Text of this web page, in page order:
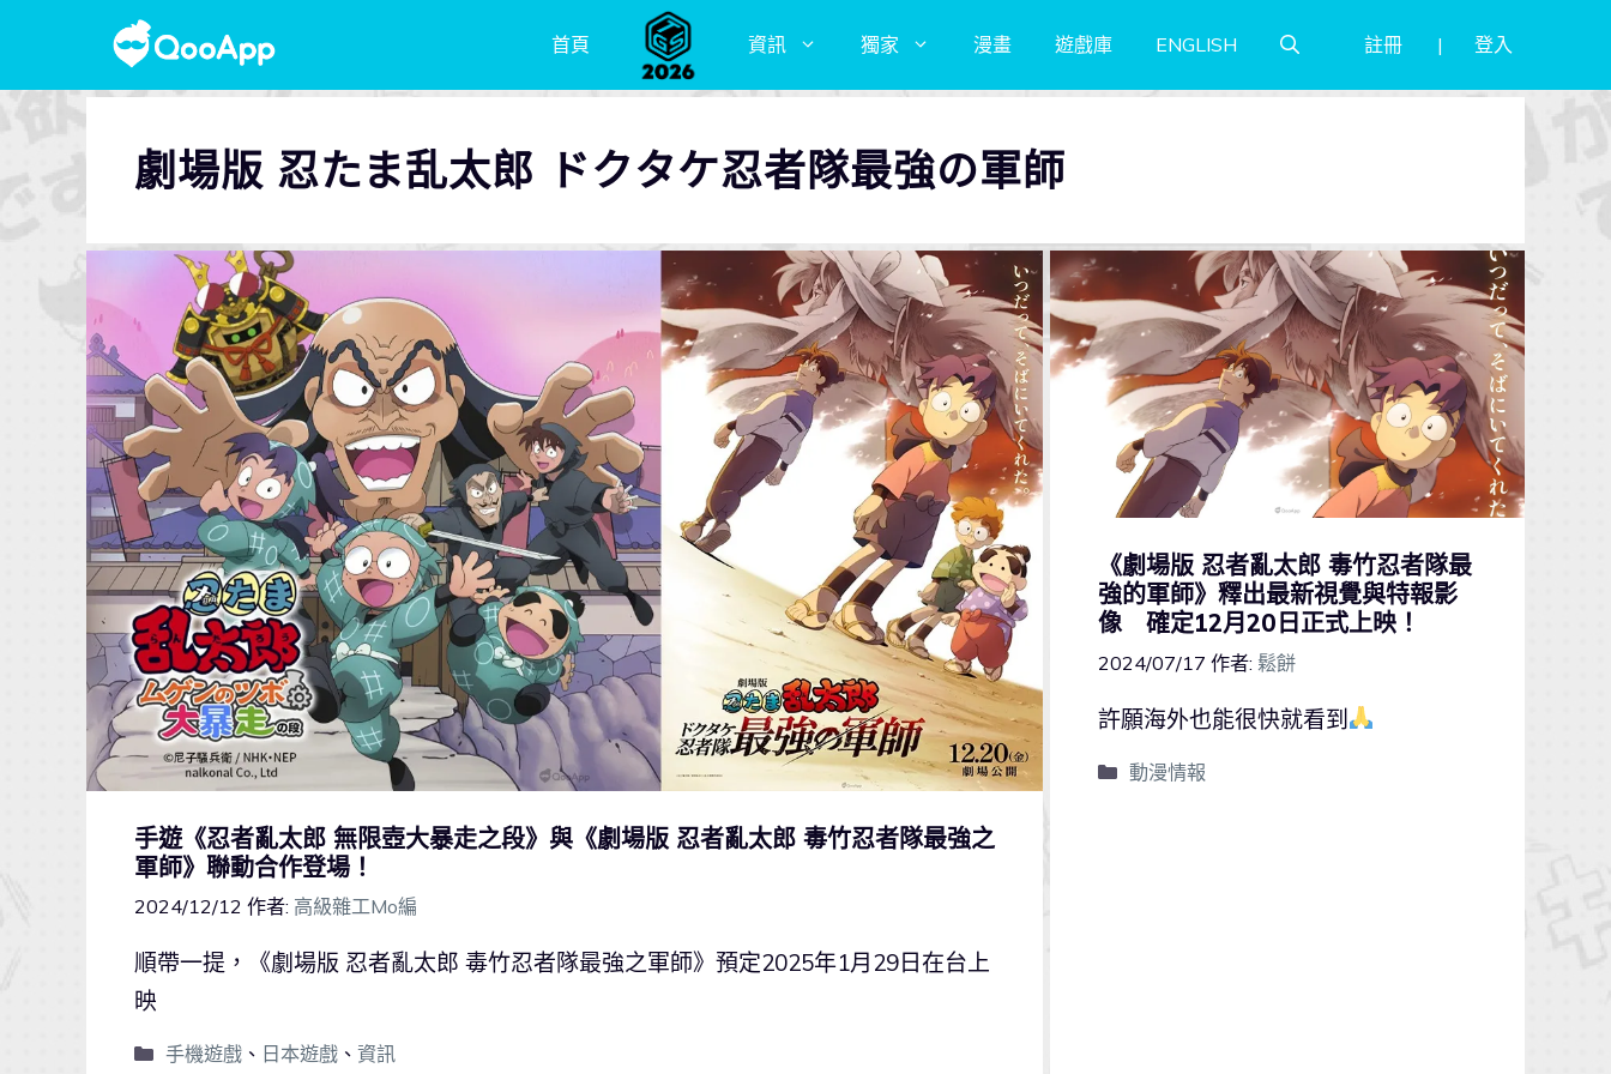
首頁 資訊 獨家 漫畫 遊戲庫 ENGLISH 註冊 登入
劇場版 忍たま乱太郎 ドクタケ忍者隊最強の軍師
手遊《忍者亂太郎 無限壺大暴走之段》與《劇場版 忍者亂太郎 毒竹忍者隊最強之
軍師》聯動合作登場！
2024/12/12 作者: 高級雜工Mo編
順帶一提，《劇場版 忍者亂太郎 毒竹忍者隊最強之軍師》預定2025年1月29日在台上
映
手機遊戲、 日本遊戲、 資訊
《劇場版 忍者亂太郎 毒竹忍者隊最
強的軍師》釋出最新視覺與特報影
像 確定12月20日正式上映！
2024/07/17 作者: 鬆餅
許願海外也能很快就看到
動漫情報